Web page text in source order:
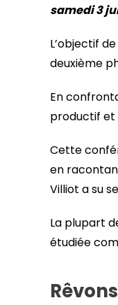
samedi 3
L’objectif
deuxième
En
productif et
Cette
en
Villiot a su
La plupart
étudiée